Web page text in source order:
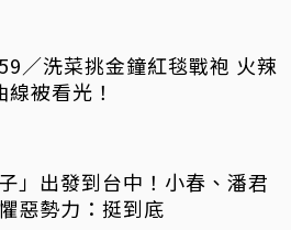
／洗菜挑金鐘紅毯戰袍 火辣
線被看光！
子」出發到台中！小春、潘君
惡勢力：挺到底